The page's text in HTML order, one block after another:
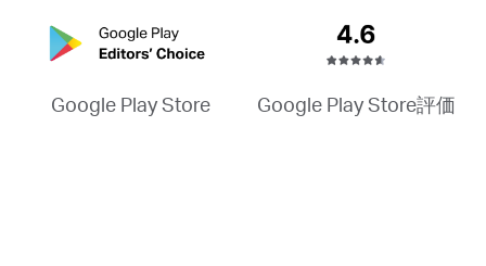
Google Play Store Google Play Store評価